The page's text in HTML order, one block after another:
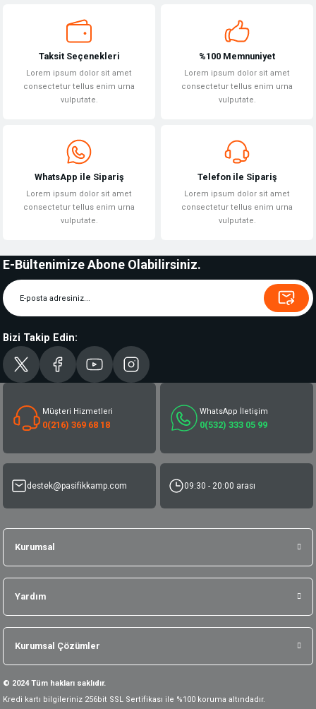
Taksit Seçenekleri
Lorem ipsum dolor sit amet
consectetur tellus enim urna
vulputate.
%100 Memnuniyet
Lorem ipsum dolor sit amet
consectetur tellus enim urna
vulputate.
WhatsApp ile Sipariş
Lorem ipsum dolor sit amet
consectetur tellus enim urna
vulputate.
Telefon ile Sipariş
Lorem ipsum dolor sit amet
consectetur tellus enim urna
vulputate.
E-Bültenimize Abone Olabilirsiniz.
Bizi Takip Edin:
Müşteri Hizmetleri
0(216) 369 68 18
WhatsApp İletişim
0(532) 333 05 99
destek@pasifikkamp.com 09:30 - 20:00 arası
Kurumsal
Yardım
Kurumsal Çözümler
© 2024 Tüm hakları saklıdır.
Kredi kartı bilgileriniz 256bit SSL Sertifikası ile %100 koruma altındadır.